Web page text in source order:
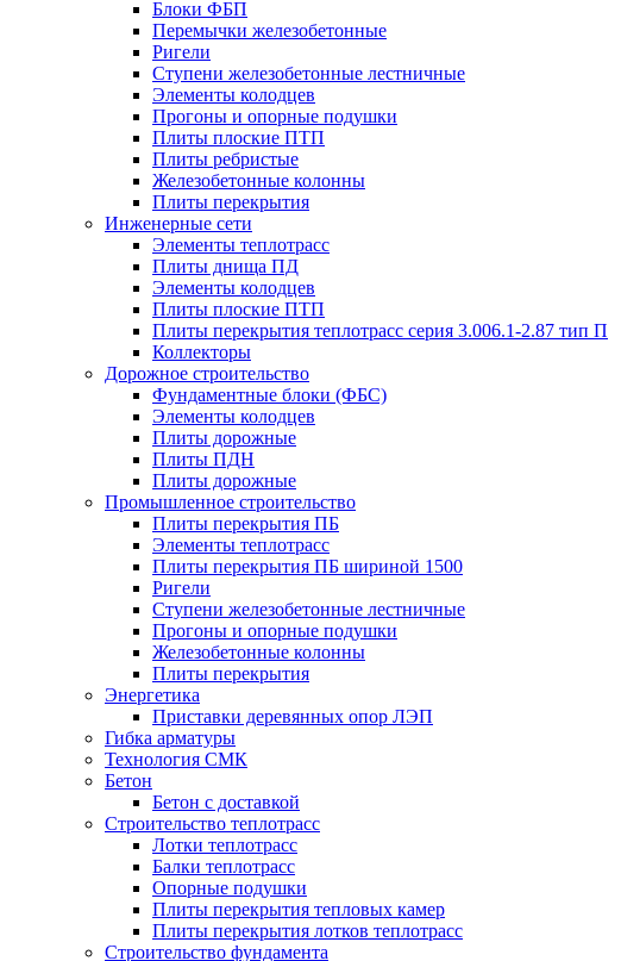
Блоки ФБП
Перемычки железобетонные
Ригели
Ступени железобетонные лестничные
Элементы колодцев
Прогоны и опорные подушки
Плиты плоские ПТП
Плиты ребристые
Железобетонные колонны
Плиты перекрытия
Инженерные сети
Элементы теплотрасс
Плиты днища ПД
Элементы колодцев
Плиты плоские ПТП
Плиты перекрытия теплотрасс серия 3.006.1-2.87 тип П
Коллекторы
Дорожное строительство
Фундаментные блоки (ФБС)
Элементы колодцев
Плиты дорожные
Плиты ПДН
Плиты дорожные
Промышленное строительство
Плиты перекрытия ПБ
Элементы теплотрасс
Плиты перекрытия ПБ шириной 1500
Ригели
Ступени железобетонные лестничные
Прогоны и опорные подушки
Железобетонные колонны
Плиты перекрытия
Энергетика
Приставки деревянных опор ЛЭП
Гибка арматуры
Технология СМК
Бетон
Бетон с доставкой
Строительство теплотрасс
Лотки теплотрасс
Балки теплотрасс
Опорные подушки
Плиты перекрытия тепловых камер
Плиты перекрытия лотков теплотрасс
Строительство фундамента